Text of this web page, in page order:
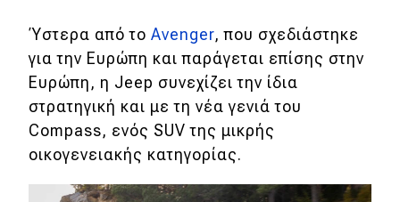
Σταθμοί φόρτισης
Classic
Νέα
Παρουσιάσεις
Ύστερα από το Avenger, που σχεδιάστηκε
για την Ευρώπη και παράγεται επίσης στην
Ευρώπη, η Jeep συνεχίζει την ίδια
στρατηγική και με τη νέα γενιά του
Compass, ενός SUV της μικρής
οικογενειακής κατηγορίας.